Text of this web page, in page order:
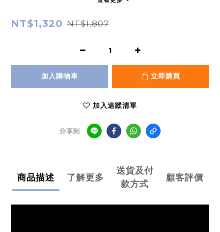
NT$1,320 NT$1,807
加入購物車 立即購買
加入追蹤清單
分享到
商品描述 了解更多
送貨及付
款方式
顧客評價